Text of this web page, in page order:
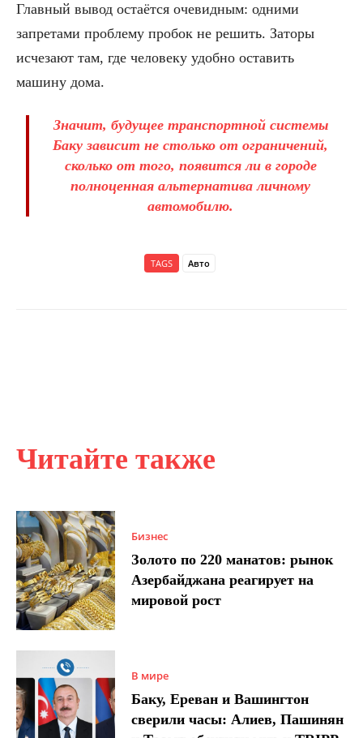
Читайте также
Бизнес
Золото по 220 манатов: рынок
Азербайджана реагирует на
мировой рост
В мире
Баку, Ереван и Вашингтон
сверили часы: Алиев, Пашинян
Главный вывод остаётся очевидным: одними
запретами проблему пробок не решить. Заторы
исчезают там, где человеку удобно оставить
машину дома.
Значит, будущее транспортной системы
Баку зависит не столько от ограничений,
сколько от того, появится ли в городе
полноценная альтернатива личному
автомобилю.
TAGS Авто